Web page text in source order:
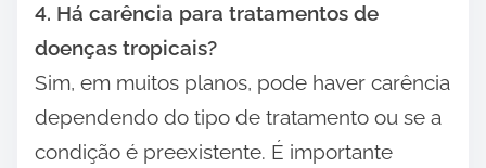
4. Há carência para tratamentos de
doenças tropicais?
Sim, em muitos planos, pode haver carência
dependendo do tipo de tratamento ou se a
condição é preexistente. É importante